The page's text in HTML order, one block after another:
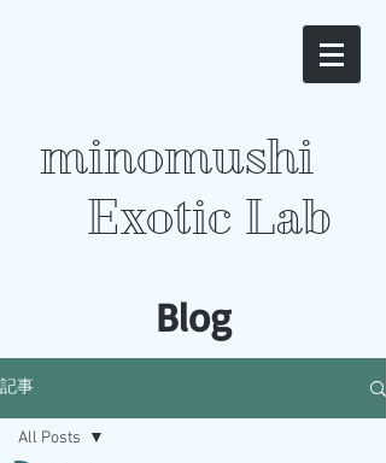
minomushi
Exotic Lab
​Blog
記事
All Posts